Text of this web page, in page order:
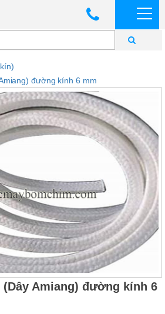
đường kính 6 mm
Amiang) đường kính 6